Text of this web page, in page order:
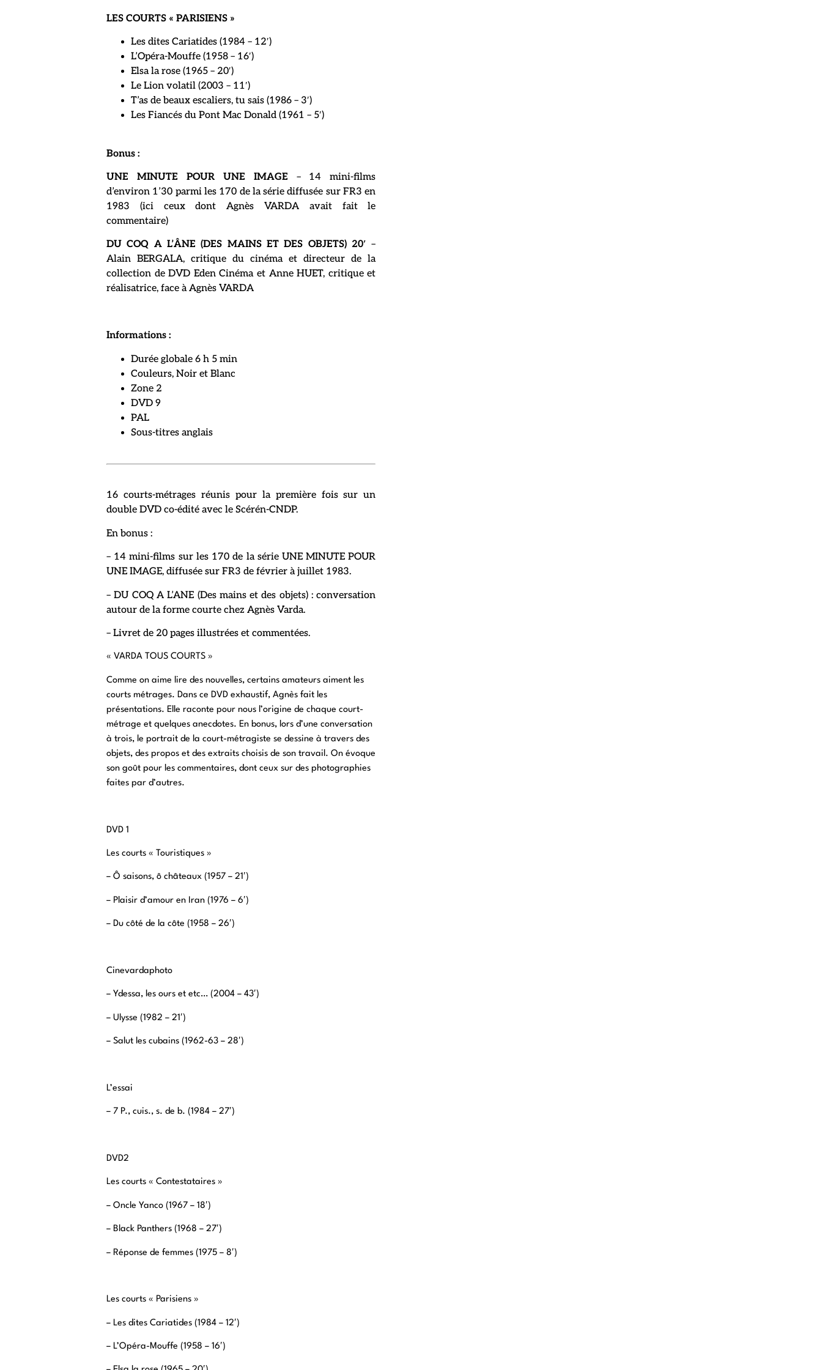
LES COURTS « PARISIENS »
Les dites Cariatides (1984 – 12′)
L’Opéra-Mouffe (1958 – 16′)
Elsa la rose (1965 – 20′)
Le Lion volatil (2003 – 11′)
T’as de beaux escaliers, tu sais (1986 – 3′)
Les Fiancés du Pont Mac Donald (1961 – 5′)
Bonus :
UNE MINUTE POUR UNE IMAGE – 14 mini-films
d’environ 1’30 parmi les 170 de la série diffusée sur FR3 en
1983 (ici ceux dont Agnès VARDA avait fait le
commentaire)
DU COQ A L’ÂNE (DES MAINS ET DES OBJETS) 20′ –
Alain BERGALA, critique du cinéma et directeur de la
collection de DVD Eden Cinéma et Anne HUET, critique et
réalisatrice, face à Agnès VARDA
Informations :
Durée globale 6 h 5 min
Couleurs, Noir et Blanc
Zone 2
DVD 9
PAL
Sous-titres anglais
16 courts-métrages réunis pour la première fois sur un
double DVD co-édité avec le Scérén-CNDP.
En bonus :
– 14 mini-films sur les 170 de la série UNE MINUTE POUR
UNE IMAGE, diffusée sur FR3 de février à juillet 1983.
– DU COQ A L’ANE (Des mains et des objets) : conversation
autour de la forme courte chez Agnès Varda.
– Livret de 20 pages illustrées et commentées.
« VARDA TOUS COURTS »
Comme on aime lire des nouvelles, certains amateurs aiment les
courts métrages. Dans ce DVD exhaustif, Agnès fait les
présentations. Elle raconte pour nous l’origine de chaque court-
métrage et quelques anecdotes. En bonus, lors d’une conversation
à trois, le portrait de la court-métragiste se dessine à travers des
objets, des propos et des extraits choisis de son travail. On évoque
son goût pour les commentaires, dont ceux sur des photographies
faites par d’autres.
DVD 1
Les courts « Touristiques »
– Ô saisons, ô châteaux (1957 – 21′)
– Plaisir d’amour en Iran (1976 – 6′)
– Du côté de la côte (1958 – 26′)
Cinevardaphoto
– Ydessa, les ours et etc… (2004 – 43′)
– Ulysse (1982 – 21′)
– Salut les cubains (1962-63 – 28′)
L’essai
– 7 P., cuis., s. de b. (1984 – 27′)
DVD2
Les courts « Contestataires »
– Oncle Yanco (1967 – 18′)
– Black Panthers (1968 – 27′)
– Réponse de femmes (1975 – 8′)
Les courts « Parisiens »
– Les dites Cariatides (1984 – 12′)
– L’Opéra-Mouffe (1958 – 16′)